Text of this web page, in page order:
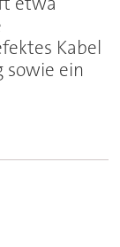
Kabel
sowie ein